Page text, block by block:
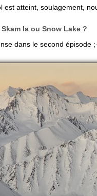
est atteint, soulagement,
Skam la ou Snow Lake ?
dans le second épisode